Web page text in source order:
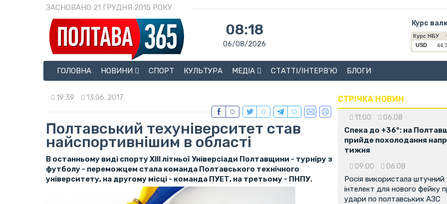
ЗАСНОВАНО 21 ГРУДНЯ 2015 РОКУ
08:18
06/08/2026
Курс
ГОЛОВНА
НОВИНИ СПОРТ КУЛЬТУРА МЕДІА СТАТТІ/ІНТЕРВ'Ю БЛОГИ
19:39 13.06. 2017
Полтавський техуніверситет став
найспортивнішим в області
В останньому виді спорту ХІІІ літньої Універсіади Полтавщини - турніру з
футболу - переможцем стала команда Полтавського технічного
університету, на другому місці - команда ПУЕТ, на третьому - ПНПУ.
СТРІЧКА НОВИН
11:00 06.08
Спека до +36°: на
прийде похолодання
тижня
09:00 06.08
Росія використала штучний
інтелект для нового фейку
удари по полтавських АЗС